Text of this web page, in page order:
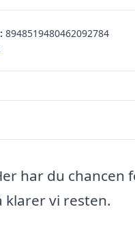
8948519480462092784
har du chancen
klarer vi resten.